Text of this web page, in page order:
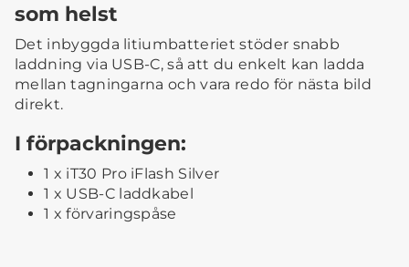
som helst
Det inbyggda litiumbatteriet stöder snabb
laddning via USB-C, så att du enkelt kan ladda
mellan tagningarna och vara redo för nästa bild
direkt.
I förpackningen:
1 x iT30 Pro iFlash Silver
1 x USB-C laddkabel
1 x förvaringspåse